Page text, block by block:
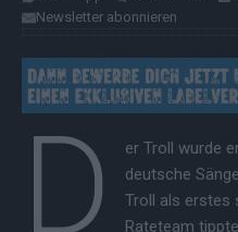
Newsletter abonnieren
D
er Troll wurde
deutsche
Troll als erstes
Rateteam